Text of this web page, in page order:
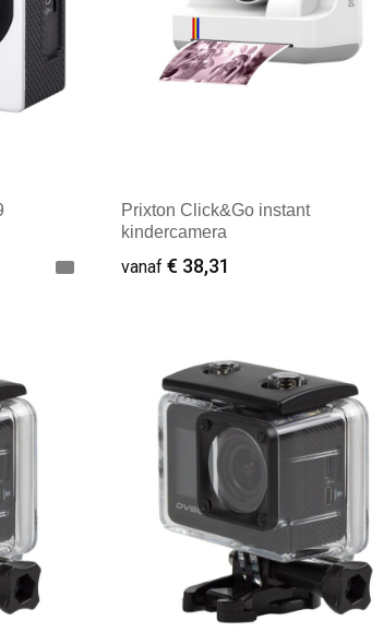
Prixton Click&Go instant
kindercamera
vanaf€ 38,31
Minimale afname: 1